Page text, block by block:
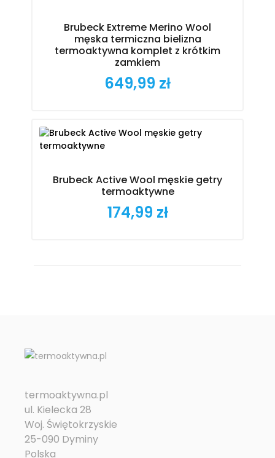
Brubeck Extreme Merino Wool
męska termiczna bielizna
termoaktywna komplet z krótkim
zamkiem
Cena
649,99 zł
Brubeck Active Wool męskie getry
termoaktywne
Cena
174,99 zł
termoaktywna.pl
ul. Kielecka 28
Woj. Świętokrzyskie
25-090 Dyminy
Polska